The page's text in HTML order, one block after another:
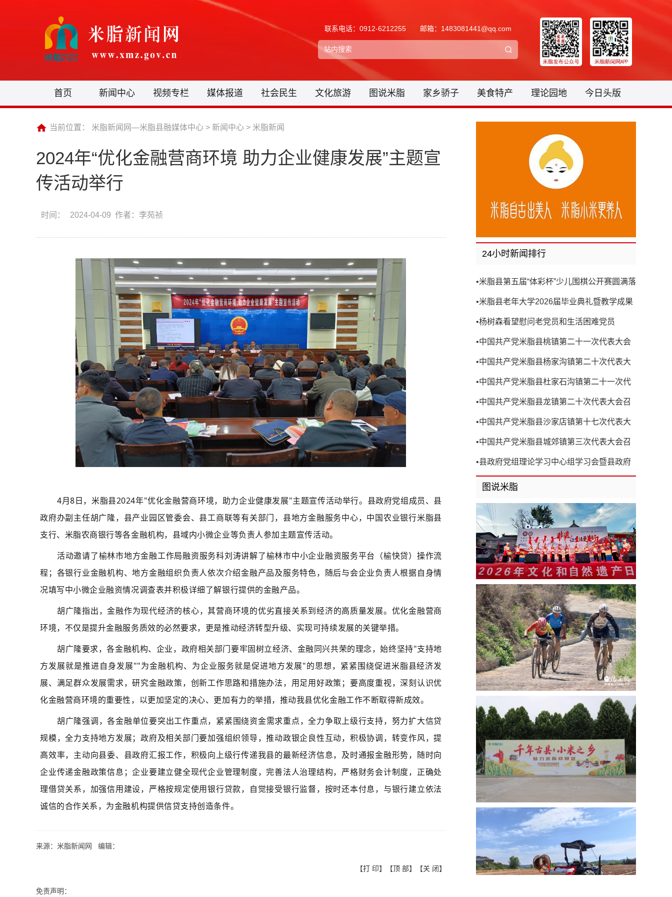
联系电话：0912-6212255 邮箱：1483081441@qq.com
首页 新闻中心 视频专栏 媒体报道 社会民生 文化旅游 图说米脂 家乡骄子 美食特产 理论园地 今日头版
当前位置： 米脂新闻网—米脂县融媒体中心 > 新闻中心 > 米脂新闻
2024年“优化金融营商环境 助力企业健康发展”主题宣
传活动举行
时间： 2024-04-09 作者：李苑祯
4月8日，米脂县2024年"优化金融营商环境，助力企业健康发展"主题宣传活动举行。县政府党组成员、县
政府办副主任胡广隆，县产业园区管委会、县工商联等有关部门，县地方金融服务中心，中国农业银行米脂县
支行、米脂农商银行等各金融机构，县域内小微企业等负责人参加主题宣传活动。
活动邀请了榆林市地方金融工作局融资服务科刘涛讲解了榆林市中小企业融资服务平台（榆快贷）操作流
程；各银行业金融机构、地方金融组织负责人依次介绍金融产品及服务特色，随后与会企业负责人根据自身情
况填写中小微企业融资情况调查表并积极详细了解银行提供的金融产品。
胡广隆指出，金融作为现代经济的核心，其营商环境的优劣直接关系到经济的高质量发展。优化金融营商
环境，不仅是提升金融服务质效的必然要求，更是推动经济转型升级、实现可持续发展的关键举措。
胡广隆要求，各金融机构、企业，政府相关部门要牢固树立经济、金融同兴共荣的理念，始终坚持"支持地
方发展就是推进自身发展""为金融机构、为企业服务就是促进地方发展"的思想，紧紧围绕促进米脂县经济发
展、满足群众发展需求，研究金融政策，创新工作思路和措施办法，用足用好政策；要高度重视，深刻认识优
化金融营商环境的重要性，以更加坚定的决心、更加有力的举措，推动我县优化金融工作不断取得新成效。
胡广隆强调，各金融单位要突出工作重点，紧紧围绕资金需求重点，全力争取上级行支持，努力扩大信贷
规模，全力支持地方发展；政府及相关部门要加强组织领导，推动政银企良性互动，积极协调，转变作风，提
高效率，主动向县委、县政府汇报工作，积极向上级行传递我县的最新经济信息，及时通报金融形势，随时向
企业传递金融政策信息；企业要建立健全现代企业管理制度，完善法人治理结构，严格财务会计制度， 正确处
理借贷关系，加强信用建设，严格按规定使用银行贷款，自觉接受银行监督，按时还本付息，与银行建立依法
诚信的合作关系，为金融机构提供信贷支持创造条件。
来源：米脂新闻网 编辑：
【打 印】【顶 部】【关 闭】
免责声明：
24小时新闻排行
•米脂县第五届“体彩杯”少儿围棋公开赛圆满落
•米脂县老年大学2026届毕业典礼暨教学成果
•杨树森看望慰问老党员和生活困难党员
•中国共产党米脂县桃镇第二十一次代表大会
•中国共产党米脂县杨家沟镇第二十次代表大
•中国共产党米脂县杜家石沟镇第二十一次代
•中国共产党米脂县龙镇第二十次代表大会召
•中国共产党米脂县沙家店镇第十七次代表大
•中国共产党米脂县城郊镇第三次代表大会召
•县政府党组理论学习中心组学习会暨县政府
第8次党组（扩大）会议召开
图说米脂